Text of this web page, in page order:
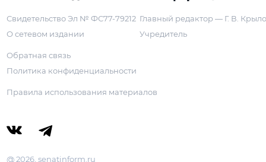
Свидетельство Эл № ФС77-79212
О сетевом издании
Главный редактор — Г. В.
Учредитель
Обратная связь
Политика конфиденциальности
Правила использования материалов
@ 2026, senatinform.ru